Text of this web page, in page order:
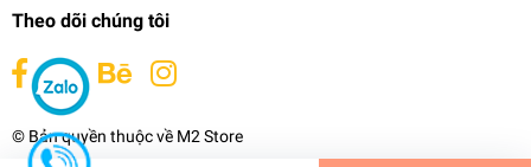
Theo dõi chúng tôi
© Bản quyền thuộc về M2 Store
Bàn Chải Đánh Giày Dành Cho Da Lộn Cao Cấp
25.000₫
undefined